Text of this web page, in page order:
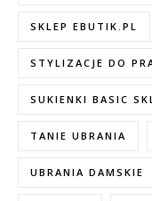
SKLEP EBUTIK.PL
STYLIZACJE DO
SUKIENKI BASIC
TANIE UBRANIA
UBRANIA DAMSKIE